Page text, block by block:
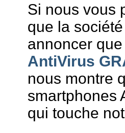
Si nous vous
que la
annoncer
AntiVirus
nous montre
smartphones
qui touche